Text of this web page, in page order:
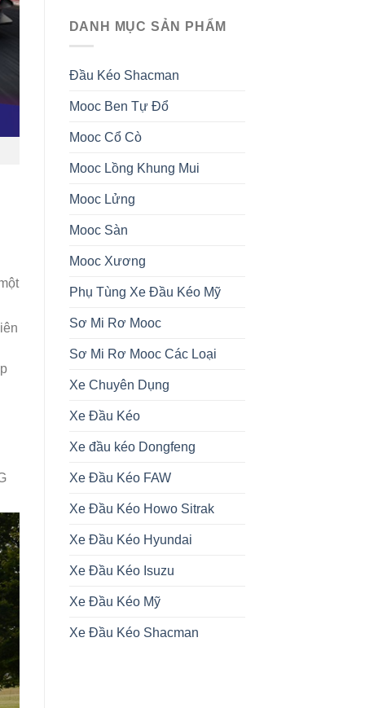
DANH MỤC SẢN PHẨM
Đầu Kéo Shacman
Mooc Ben Tự Đổ
Mooc Cổ Cò
Mooc Lồng Khung Mui
Mooc Lửng
Mooc Sàn
Mooc Xương
Phụ Tùng Xe Đầu Kéo Mỹ
Sơ Mi Rơ Mooc
Sơ Mi Rơ Mooc Các Loại
Xe Chuyên Dụng
Xe Đầu Kéo
Xe đầu kéo Dongfeng
Xe Đầu Kéo FAW
Xe Đầu Kéo Howo Sitrak
Xe Đầu Kéo Hyundai
Xe Đầu Kéo Isuzu
Xe Đầu Kéo Mỹ
Xe Đầu Kéo Shacman